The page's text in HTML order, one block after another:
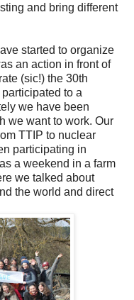
and bring different
started to organize
an action in front of
(sic!) the 30th
to a
we have been
we want to work. Our
TTIP to nuclear
participating in
a weekend in a farm
we talked about
the world and direct